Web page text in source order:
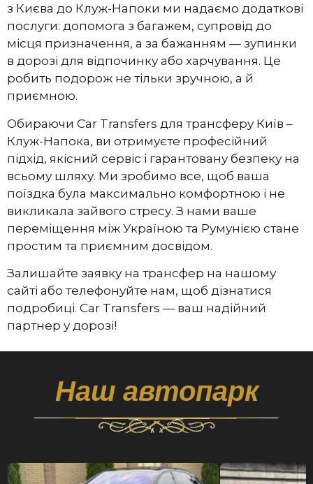
з Києва до Клуж-Напоки ми надаємо додаткові
послуги: допомога з багажем, супровід до
місця призначення, а за бажанням — зупинки
в дорозі для відпочинку або харчування. Це
робить подорож не тільки зручною, а й
приємною.
Обираючи Car Transfers для трансферу Київ –
Клуж-Напока, ви отримуєте професійний
підхід, якісний сервіс і гарантовану безпеку на
всьому шляху. Ми зробимо все, щоб ваша
поїздка була максимально комфортною і не
викликала зайвого стресу. З нами ваше
переміщення між Україною та Румунією стане
простим та приємним досвідом.
Залишайте заявку на трансфер на нашому
сайті або телефонуйте нам, щоб дізнатися
подробиці. Car Transfers — ваш надійний
партнер у дорозі!
Наш автопарк